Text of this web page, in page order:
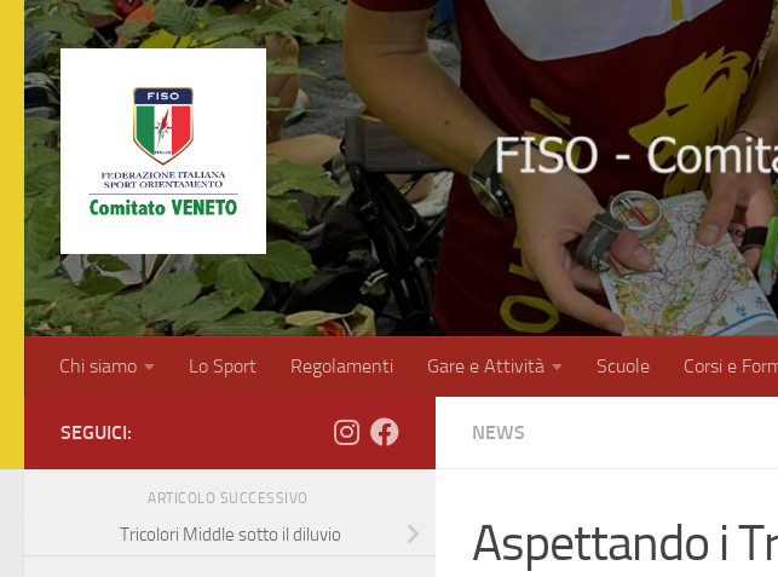
Salta al contenuto
Chi siamo Lo Sport Regolamenti Gare e Attività Scuole Corsi e
NEWS
Aspettando i
SEGUICI:
ARTICOLO SUCCESSIVO
Tricolori Middle sotto il diluvio